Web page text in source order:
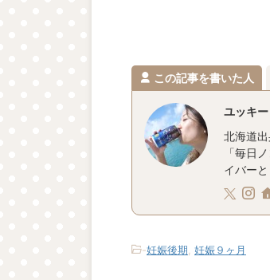
この記事を書いた人
ユッキー
北海道
「毎日
イバー
-妊娠後期 妊娠９ヶ月